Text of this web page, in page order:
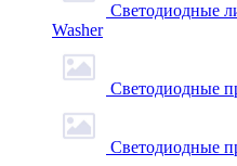
Светодиодные
Washer
Светодиодные
Светодиодные